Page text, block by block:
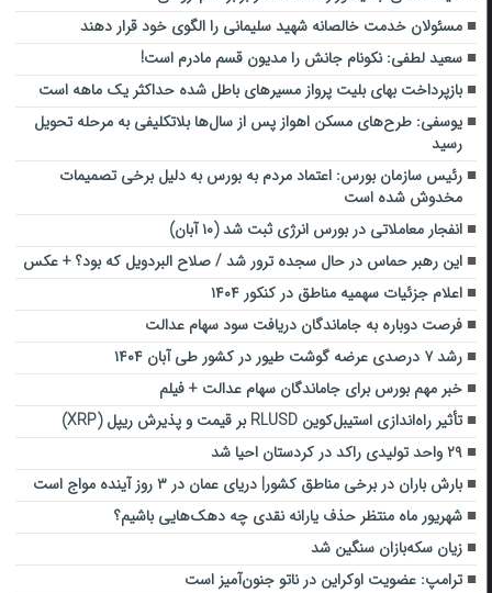
مسئولان خدمت خالصانه شهید سلیمانی را الگوی خود قرار دهند
سعید لطفی: نکونام جانش را مدیون قسم مادرم است!
بازپرداخت بهای بلیت پرواز مسیرهای باطل شده حداکثر یک ماهه است
یوسفی: طرح‌های مسکن اهواز پس از سال‌ها بلاتکلیفی به مرحله تحویل
رسید
رئیس سازمان بورس: اعتماد مردم به بورس به دلیل برخی تصمیمات
مخدوش شده است
انفجار معاملاتی در بورس انرژی ثبت شد (۱۰ آبان)
این رهبر حماس در حال سجده ترور شد / صلاح البردویل که بود؟ + عکس
اعلام جزئیات سهمیه مناطق در کنکور ۱۴۰۴
فرصت دوباره به جاماندگان دریافت سود سهام عدالت
رشد ۷ درصدی عرضه گوشت طیور در کشور طی آبان ۱۴۰۴
خبر مهم بورس برای جاماندگان سهام عدالت + فیلم
تأثیر راه‌اندازی استیبل‌کوین RLUSD بر قیمت و پذیرش ریپل (XRP)
۲۹ واحد تولیدی راکد در کردستان احیا شد
بارش باران در برخی مناطق کشور| دریای عمان در ۳ روز آینده مواج است
شهریور ماه منتظر حذف یارانه نقدی چه دهک‌هایی باشیم؟
زیان سکه‌بازان سنگین شد
ترامپ: عضویت اوکراین در ناتو جنون‌آمیز است